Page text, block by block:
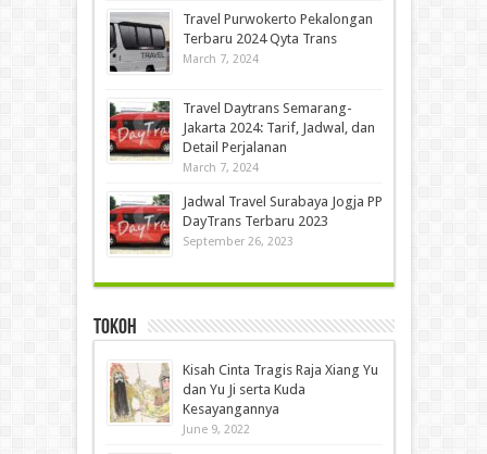
Travel Purwokerto Pekalongan
Terbaru 2024 Qyta Trans
March 7, 2024
Travel Daytrans Semarang-
Jakarta 2024: Tarif, Jadwal, dan
Detail Perjalanan
March 7, 2024
Jadwal Travel Surabaya Jogja PP
DayTrans Terbaru 2023
September 26, 2023
Tokoh
Kisah Cinta Tragis Raja Xiang Yu
dan Yu Ji serta Kuda
Kesayangannya
June 9, 2022